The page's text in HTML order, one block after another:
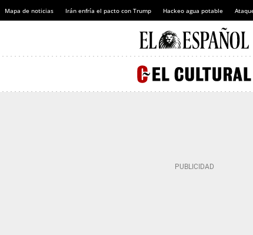
Mapa de noticias Irán enfría el pacto con Trump Hackeo agua potable